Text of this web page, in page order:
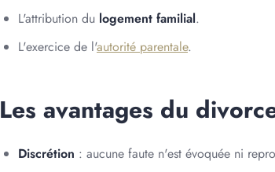
L'attribution du logement familial.
L'exercice de l'autorité parentale.
Les avantages du
Discrétion : aucune faute n'est évoquée ni